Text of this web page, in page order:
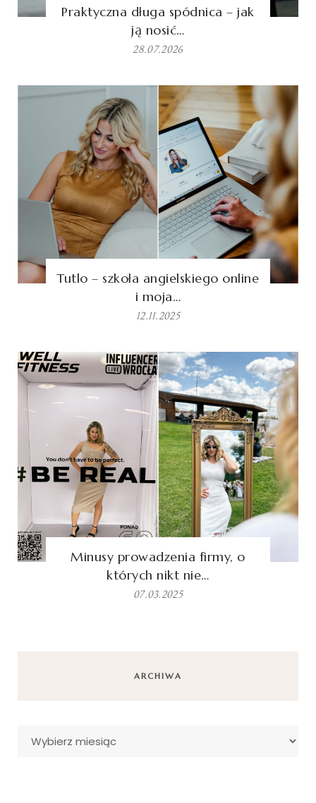
Praktyczna długa spódnica – jak
ją nosić…
28.07.2026
Tutlo – szkoła angielskiego online
i moja…
12.11.2025
Minusy prowadzenia firmy, o
których nikt nie…
07.03.2025
ARCHIWA